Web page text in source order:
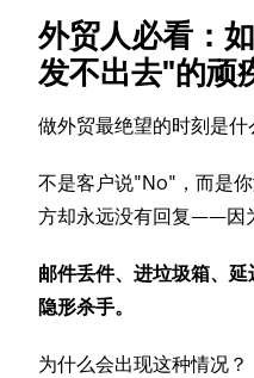
外贸人必看：
发不出去"的顽
做外贸最绝望的时刻是什
不是客户说"No"，而是
方却永远没有回复——因
邮件丢件、进垃圾箱、
隐形杀手。
为什么会出现这种情况？